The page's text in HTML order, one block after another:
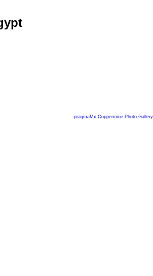
pragmaMx-Coppermine Photo Gallery